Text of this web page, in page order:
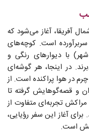
آفریقا، آغاز می‌شود که
است. کوچه‌های
با دیوارهای رنگی و
در اینجا، هر گوشه‌ای
در هوا پراکنده است. از
و قصه‌گوهایش گرفته تا
تجربه‌ای متفاوت از
آغاز این سفر رؤیایی،
است.